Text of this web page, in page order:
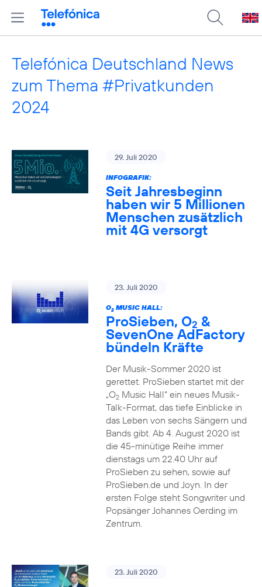
Telefónica Deutschland News
zum Thema #Privatkunden
2024
29. Juli 2020
INFOGRAFIK:
Seit Jahresbeginn
haben wir 5 Millionen
Menschen zusätzlich
mit 4G versorgt
23. Juli 2020
O2MUSIC HALL:
ProSieben, O2 &
SevenOne AdFactory
bündeln Kräfte
Der Musik-Sommer 2020 ist
gerettet. ProSieben startet mit der
„O2Music Hall“ ein neues Musik-
Talk-Format, das tiefe Einblicke in
das Leben von sechs Sängern und
Bands gibt. Ab 4. August 2020 ist
die 45-minütige Reihe immer
dienstags um 22.40 Uhr auf
ProSieben zu sehen, sowie auf
ProSieben.de und Joyn. In der
ersten Folge steht Songwriter und
Popsänger Johannes Oerding im
Zentrum.
23. Juli 2020